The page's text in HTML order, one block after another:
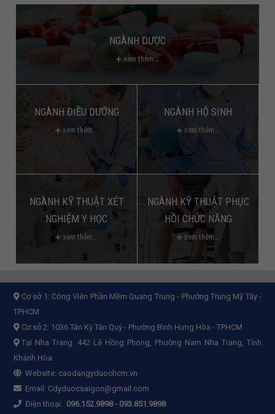
NGÀNH DƯỢC
xem thêm...
NGÀNH ĐIỀU DƯỠNG
xem thêm...
NGÀNH HỘ SINH
xem thêm...
NGÀNH KỸ THUẬT XÉT
NGHIỆM Y HỌC
xem thêm...
NGÀNH KỸ THUẬT PHỤC
HỒI CHỨC NĂNG
xem thêm...
Cơ sở 1: Công Viên Phần Mềm Quang Trung - Phường Trung Mỹ Tây -
TPHCM
Cơ sở 2: 1036 Tân Kỳ Tân Quý - Phường Bình Hưng Hòa - TPHCM
Tại Nha Trang: 442 Lê Hồng Phong, Phường Nam Nha Trang, Tỉnh
Khánh Hòa
Website: caodangyduochcm.vn
Email: Cdyduocsaigon@gmail.com
Điện thoại: 096.152.9898- 093.851.9898